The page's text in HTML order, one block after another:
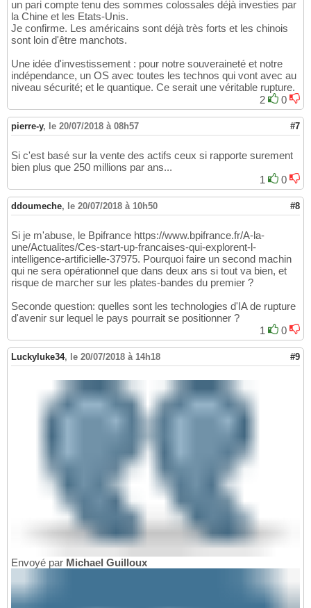
un pari compte tenu des sommes colossales déjà investies par
la Chine et les Etats-Unis.
Je confirme. Les américains sont déjà très forts et les chinois
sont loin d'être manchots.
Une idée d'investissement : pour notre souveraineté et notre
indépendance, un OS avec toutes les technos qui vont avec au
niveau sécurité; et le quantique. Ce serait une véritable rupture.
2
0
pierre-y, le 20/07/2018 à 08h57 #7
Si c'est basé sur la vente des actifs ceux si rapporte surement
bien plus que 250 millions par ans...
1
0
ddoumeche, le 20/07/2018 à 10h50 #8
Si je m'abuse, le Bpifrance https://www.bpifrance.fr/A-la-
une/Actualites/Ces-start-up-francaises-qui-explorent-l-
intelligence-artificielle-37975. Pourquoi faire un second machin
qui ne sera opérationnel que dans deux ans si tout va bien, et
risque de marcher sur les plates-bandes du premier ?
Seconde question: quelles sont les technologies d'IA de rupture
d'avenir sur lequel le pays pourrait se positionner ?
1
0
Luckyluke34, le 20/07/2018 à 14h18 #9
Envoyé par Michael Guilloux